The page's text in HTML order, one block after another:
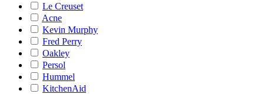
Le Creuset
Acne
Kevin Murphy
Fred Perry
Oakley
Persol
Hummel
KitchenAid